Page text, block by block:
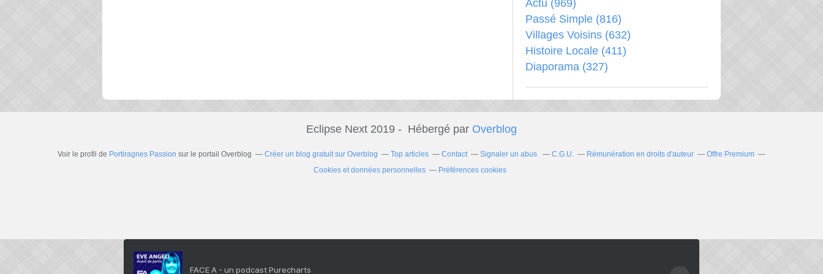
Actu (969)
Passé Simple (816)
Villages Voisins (632)
Histoire Locale (411)
Diaporama (327)
Eclipse Next 2019 - Hébergé par Overblog
Voir le profil de Portiragnes Passion sur le portail Overblog Créer un blog gratuit sur Overblog Top articles Contact Signaler un abus C.G.U. Rémunération en droits d'auteur
Offre Premium
Cookies et données personnelles
Préférences cookies
FACE A - un podcast Purecharts